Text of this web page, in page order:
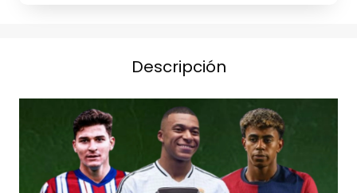
Descripción